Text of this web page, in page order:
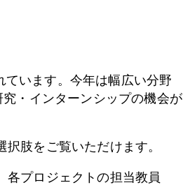
ています。今年は幅広い分野
・インターンシップの機会が
肢をご覧いただけます。
各プロジェクトの担当教員